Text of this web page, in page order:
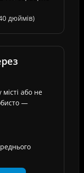
дюймів)
або не
—